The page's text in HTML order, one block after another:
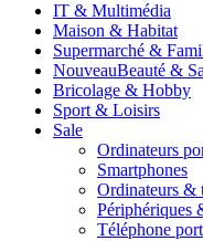
IT & Multimédia
Maison & Habitat
Supermarché &
NouveauBeauté &
Bricolage & Hobby
Sport & Loisirs
Sale
Ordinateurs
Smartphones
Ordinateurs &
Périphériques
Téléphone